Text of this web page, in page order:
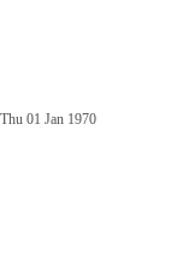
Thu 01 Jan 1970